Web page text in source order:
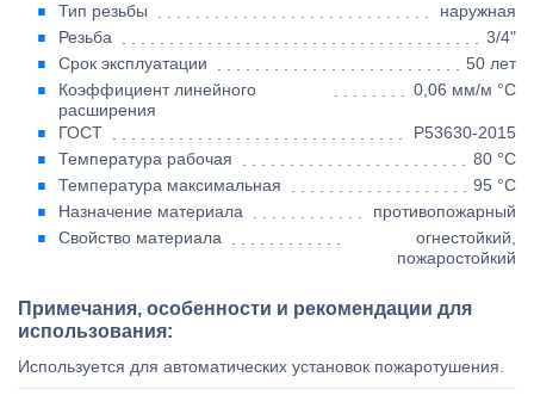
Тип резьбы
наружная
Резьба
3/4"
Срок эксплуатации
50 лет
Коэффициент линейного
расширения
0,06 мм/м °С
ГОСТ
Р53630-2015
Температура рабочая
80 °С
Температура максимальная
95 °С
Назначение материала
противопожарный
Свойство материала
огнестойкий,
пожаростойкий
Примечания, особенности и рекомендации для
использования:
Используется для автоматических установок пожаротушения.